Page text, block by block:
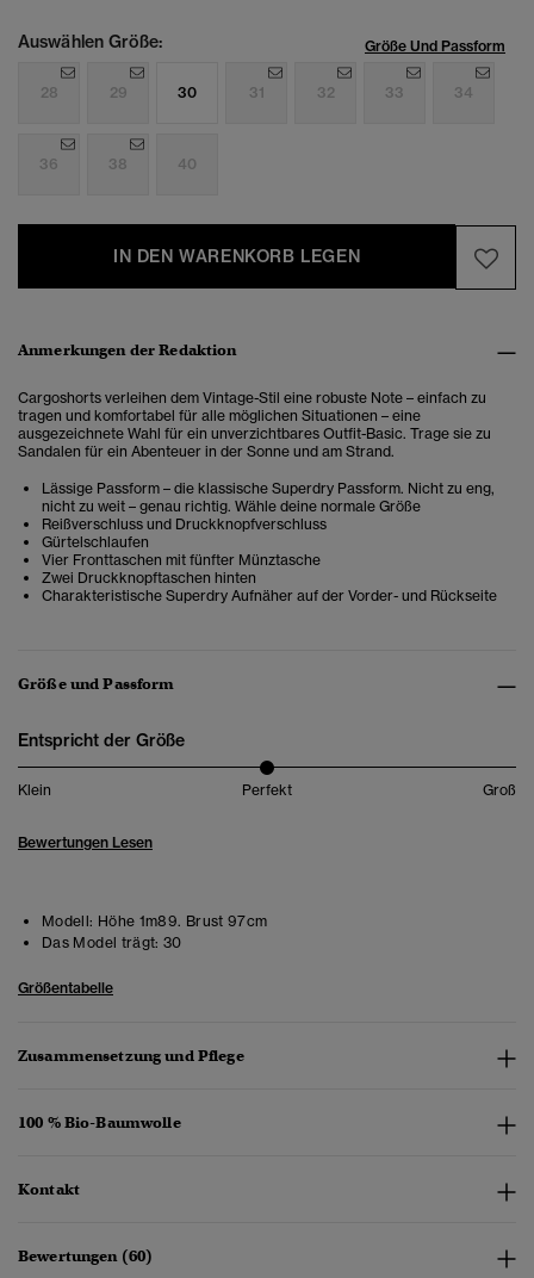
Auswählen Größe: Größe Und Passform
28 29 30 31 32 33 34
36 38 40
IN DEN WARENKORB LEGEN
Anmerkungen der Redaktion
Cargoshorts verleihen dem Vintage-Stil eine robuste Note – einfach zu
tragen und komfortabel für alle möglichen Situationen – eine
ausgezeichnete Wahl für ein unverzichtbares Outfit-Basic. Trage sie zu
Sandalen für ein Abenteuer in der Sonne und am Strand.
Lässige Passform – die klassische Superdry Passform. Nicht zu eng,
nicht zu weit – genau richtig. Wähle deine normale Größe
Reißverschluss und Druckknopfverschluss
Gürtelschlaufen
Vier Fronttaschen mit fünfter Münztasche
Zwei Druckknopftaschen hinten
Charakteristische Superdry Aufnäher auf der Vorder- und Rückseite
Größe und Passform
Entspricht der Größe
Klein Perfekt Groß
Bewertungen Lesen
Modell: Höhe 1m89. Brust 97cm
Das Model trägt: 30
Größentabelle
Zusammensetzung und Pflege
100 % Bio-Baumwolle
Kontakt
Bewertungen (60)